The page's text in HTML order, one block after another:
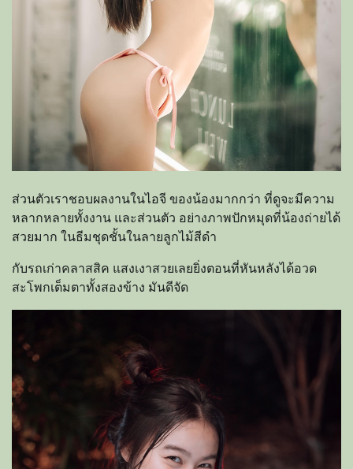
ส่วนตัวเราชอบผลงานในไอจี ของน้องมากกว่า ที่ดูจะมีความ
หลากหลายทั้งงาน และส่วนตัว อย่างภาพปักหมุดที่น้องถ่ายได้
สวยมาก ในธีมชุดชั้นในลายลูกไม้สีดำ
กับรถเก่าคลาสสิค แสงเงาสวยเลยยิ่งตอนที่หันหลังได้อวด
สะโพกเต็มตาทั้งสองข้าง มันดีจัด